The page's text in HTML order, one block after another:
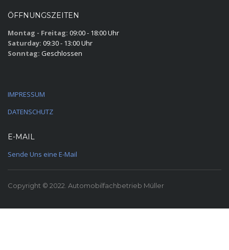
ÖFFNUNGSZEITEN
Montag - Freitag: 09:00 - 18:00 Uhr
Saturday: 09:30 - 13:00 Uhr
Sonntag: Geschlossen
IMPRESSUM
DATENSCHUTZ
E-MAIL
Sende Uns eine E-Mail
Copyright © 2022. Automobilfachbetrieb Müller